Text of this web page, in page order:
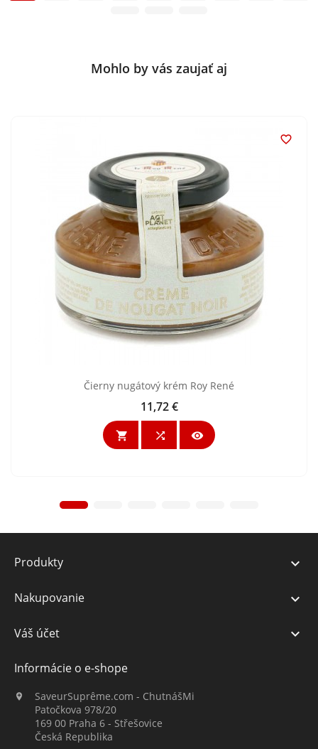
Mohlo by vás zaujať aj

Čierny nugátový krém Roy René
Cena
11,72 €
  
Produkty 
Nakupovanie 
Váš účet 
Informácie o e-shope

SaveurSuprême.com - ChutnášMi
Patočkova 978/20
169 00 Praha 6 - Střešovice
Česká Republika